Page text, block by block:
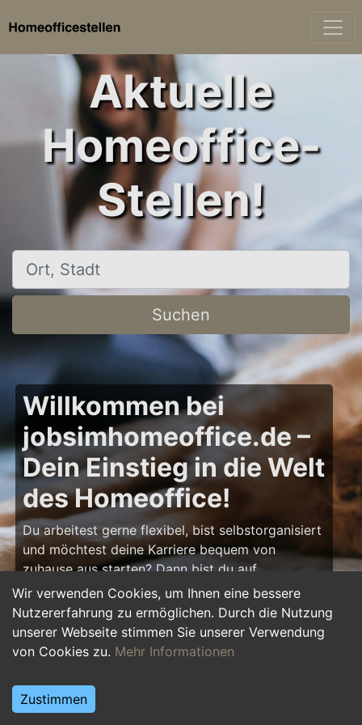
Wir verwenden Cookies, um Ihnen eine bessere
Nutzererfahrung zu ermöglichen. Durch die Nutzung
unserer Webseite stimmen Sie unserer Verwendung
von Cookies zu. Mehr Informationen
Zustimmen
Aktuelle
Homeoffice-
Stellen!
Ort, Stadt
Suchen
Willkommen bei
jobsimhomeoffice.de –
Dein Einstieg in die Welt
des Homeoffice!
Du arbeitest gerne flexibel, bist selbstorganisiert
und möchtest deine Karriere bequem von
zuhause aus starten? Dann bist du auf
jobsimhomeoffice.de genau richtig! Hier findest
du zahlreiche Ausbildungsplätze, Praktika und
Jobs, die komplett oder teilweise im Homeoffice
erledigt werden können – von IT über Marketing
Starte deine Karriere im Homeoffice und gestalte
deinen Arbeitsalltag nach deinen Vorstellungen!